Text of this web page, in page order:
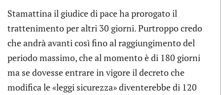
Stamattina il giudice di pace ha prorogato il
trattenimento per altri 30 giorni. Purtroppo credo
che andrà avanti così fino al raggiungimento del
periodo massimo, che al momento è di 180 giorni
ma se dovesse entrare in vigore il decreto che
modifica le «leggi sicurezza» diventerebbe di 120